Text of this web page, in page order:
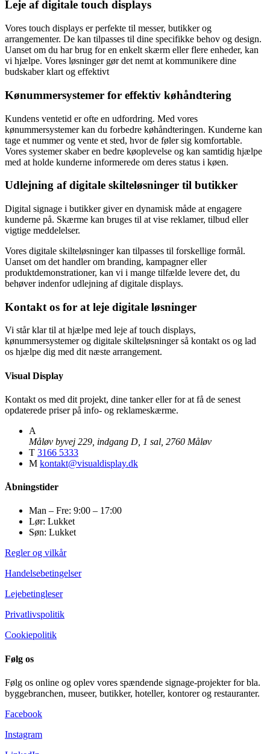
Leje af digitale touch displays
Vores touch displays er perfekte til messer, butikker og
arrangementer. De kan tilpasses til dine specifikke behov og design.
Uanset om du har brug for en enkelt skærm eller flere enheder, kan
vi hjælpe. Vores løsninger gør det nemt at kommunikere dine
budskaber klart og effektivt
Kønummersystemer for effektiv køhåndtering
Kundens ventetid er ofte en udfordring. Med vores
kønummersystemer kan du forbedre køhåndteringen. Kunderne kan
tage et nummer og vente et sted, hvor de føler sig komfortable.
Vores systemer skaber en bedre køoplevelse og kan samtidig hjælpe
med at holde kunderne informerede om deres status i køen.
Udlejning af digitale skilteløsninger til butikker
Digital signage i butikker giver en dynamisk måde at engagere
kunderne på. Skærme kan bruges til at vise reklamer, tilbud eller
vigtige meddelelser.
Vores digitale skilteløsninger kan tilpasses til forskellige formål.
Uanset om det handler om branding, kampagner eller
produktdemonstrationer, kan vi i mange tilfælde levere det, du
behøver indenfor udlejning af digitale displays.
Kontakt os for at leje digitale løsninger
Vi står klar til at hjælpe med leje af touch displays,
kønummersystemer og digitale skilteløsninger så kontakt os og lad
os hjælpe dig med dit næste arrangement.
Visual Display
Kontakt os med dit projekt, dine tanker eller for at få de senest
opdaterede priser på info- og reklameskærme.
A
Måløv byvej 229, indgang D, 1 sal, 2760 Måløv
T 3166 5333
M kontakt@visualdisplay.dk
Åbningstider
Man – Fre: 9:00 – 17:00
Lør: Lukket
Søn: Lukket
Regler og vilkår
Handelsebetingelser
Lejebetingleser
Privatlivspolitik
Cookiepolitik
Følg os
Følg os online og oplev vores spændende signage-projekter for bla.
byggebranchen, museer, butikker, hoteller, kontorer og restauranter.
Facebook
Instagram